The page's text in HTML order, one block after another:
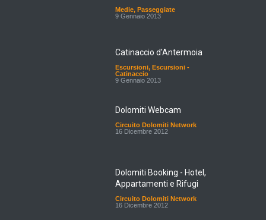
Medie, Passeggiate
9 Gennaio 2013
Catinaccio d'Antermoia
Escursioni, Escursioni -
Catinaccio
9 Gennaio 2013
Dolomiti Webcam
Circuito Dolomiti Network
16 Dicembre 2012
Dolomiti Booking - Hotel,
Appartamenti e Rifugi
Circuito Dolomiti Network
16 Dicembre 2012